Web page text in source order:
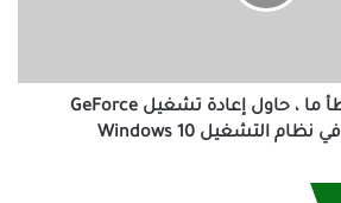
إصلاح : حدث خطأ ما ، حاول إعادة تشغيل GeForce